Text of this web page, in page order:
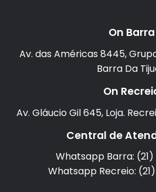
On Barra
Av. das Américas 8445,
Barra Da
On
Av. Gláucio Gil 645, Loja.
Central de
Whatsapp Barra: (21)
Whatsapp Recreio: